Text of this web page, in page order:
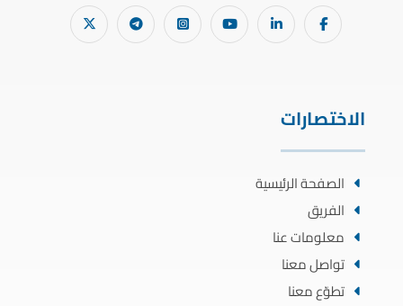
الاختصارات
الصفحة الرئيسية
الفريق
معلومات عنا
تواصل معنا
تطوّع معنا